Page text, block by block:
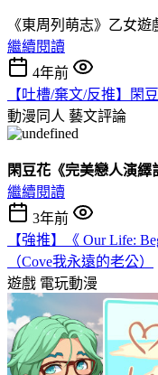
《東周列萌志》乙女遊
繼續閱讀
4年前
【吐槽/棄文/反推】閑
動漫同人 藝文評論
閑豆花《完美戀人演繹
繼續閱讀
3年前
【強推】《 Our Life:
（Cove我永遠的老公）
遊戲 電玩動漫